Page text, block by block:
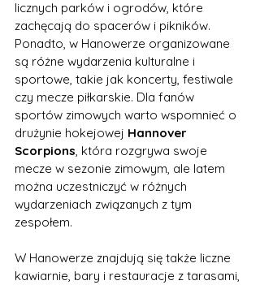
licznych parków i ogrodów, które
zachęcają do spacerów i pikników.
Ponadto, w Hanowerze organizowane
są różne wydarzenia kulturalne i
sportowe, takie jak koncerty, festiwale
czy mecze piłkarskie. Dla fanów
sportów zimowych warto wspomnieć o
drużynie hokejowej Hannover
Scorpions, która rozgrywa swoje
mecze w sezonie zimowym, ale latem
można uczestniczyć w różnych
wydarzeniach związanych z tym
zespołem.
W Hanowerze znajdują się także liczne
kawiarnie, bary i restauracje z tarasami,